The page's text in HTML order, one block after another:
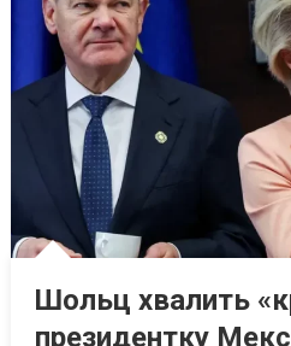
Шольц хвалить
президентку